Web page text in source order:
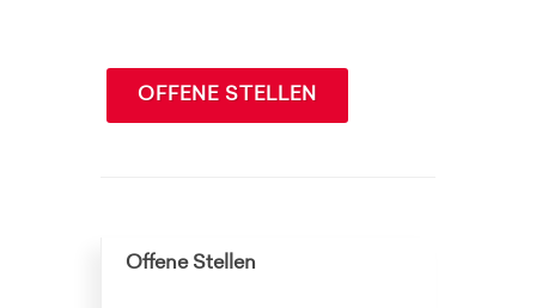
OFFENE STELLEN
Offene Stellen